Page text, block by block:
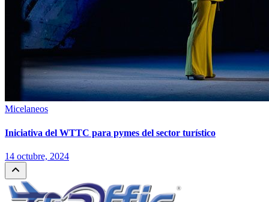
Micelaneos
Iniciativa del WTTC para pymes del sector turístico
14 octubre, 2024